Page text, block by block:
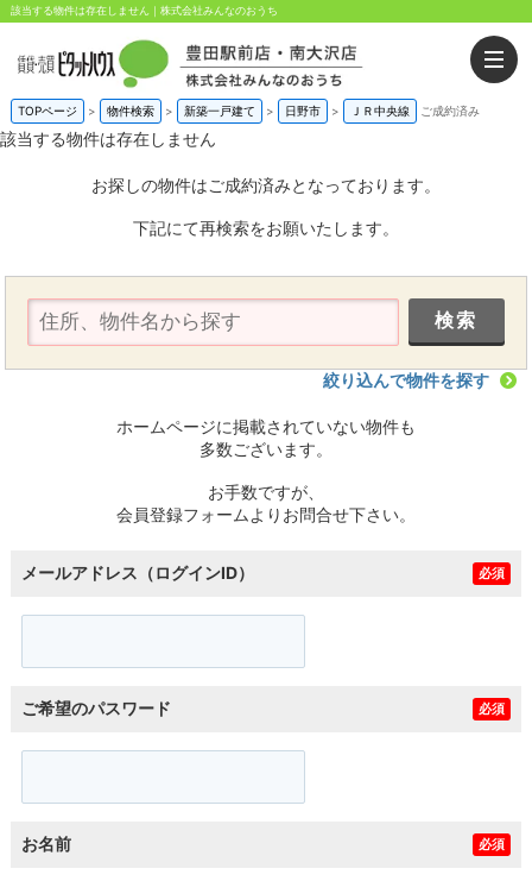
該当する物件は存在しません｜株式会社みんなのおうち
TOPページ > 物件検索 > 新築一戸建て > 日野市 > ＪＲ中央線 ご成約済み
該当する物件は存在しません
お探しの物件はご成約済みとなっております。
下記にて再検索をお願いたします。
絞り込んで物件を探す
ホームページに掲載されていない物件も
多数ございます。
お手数ですが、
会員登録フォームよりお問合せ下さい。
メールアドレス（ログインID） 必須
ご希望のパスワード 必須
お名前 必須